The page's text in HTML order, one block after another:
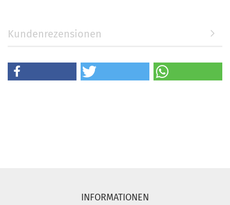
Kundenrezensionen
INFORMATIONEN